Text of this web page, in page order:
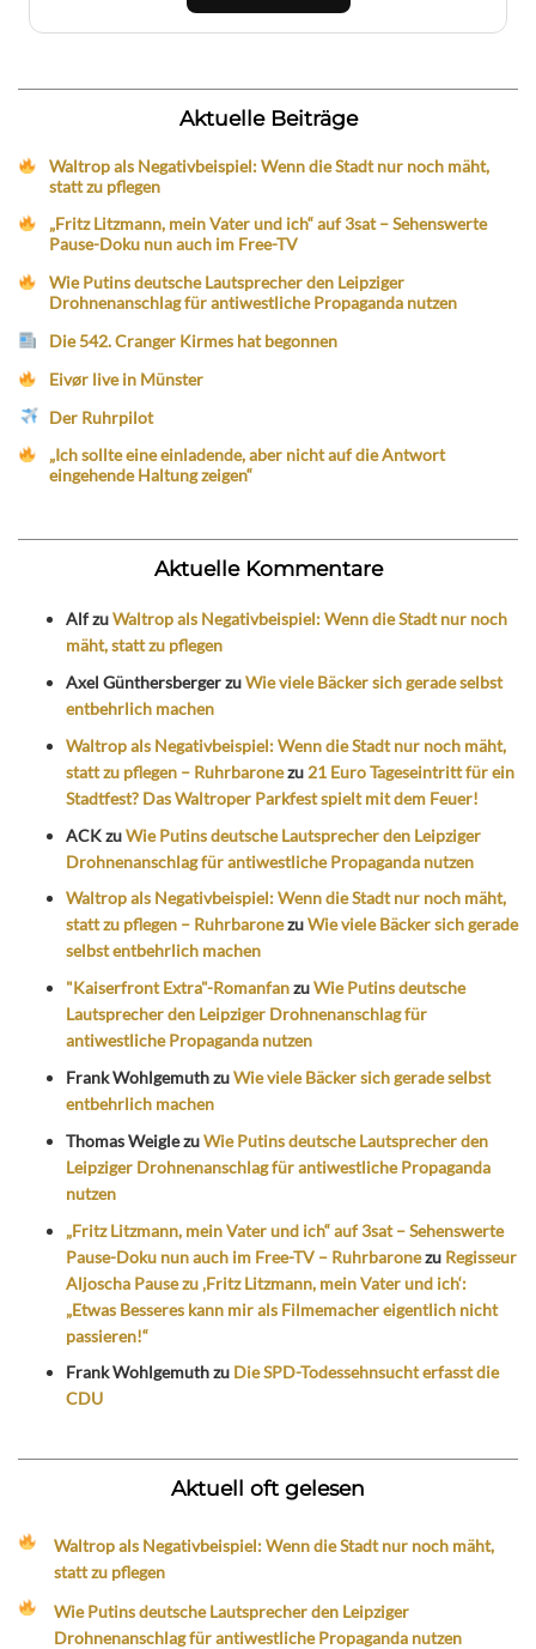
Aktuelle Beiträge
Waltrop als Negativbeispiel: Wenn die Stadt nur noch mäht,
statt zu pflegen
„Fritz Litzmann, mein Vater und ich“ auf 3sat – Sehenswerte
Pause-Doku nun auch im Free-TV
Wie Putins deutsche Lautsprecher den Leipziger
Drohnenanschlag für antiwestliche Propaganda nutzen
Die 542. Cranger Kirmes hat begonnen
Eivør live in Münster
Der Ruhrpilot
„Ich sollte eine einladende, aber nicht auf die Antwort
eingehende Haltung zeigen“
Aktuelle Kommentare
AlfzuWaltrop als Negativbeispiel: Wenn die Stadt nur noch
mäht, statt zu pflegen
Axel GünthersbergerzuWie viele Bäcker sich gerade selbst
entbehrlich machen
Waltrop als Negativbeispiel: Wenn die Stadt nur noch mäht,
statt zu pflegen – Ruhrbaronezu 21 Euro Tageseintritt für ein
Stadtfest? Das Waltroper Parkfest spielt mit dem Feuer!
ACKzuWie Putins deutsche Lautsprecher den Leipziger
Drohnenanschlag für antiwestliche Propaganda nutzen
Waltrop als Negativbeispiel: Wenn die Stadt nur noch mäht,
statt zu pflegen – RuhrbaronezuWie viele Bäcker sich gerade
selbst entbehrlich machen
"Kaiserfront Extra"-RomanfanzuWie Putins deutsche
Lautsprecher den Leipziger Drohnenanschlag für
antiwestliche Propaganda nutzen
Frank WohlgemuthzuWie viele Bäcker sich gerade selbst
entbehrlich machen
Thomas WeiglezuWie Putins deutsche Lautsprecher den
Leipziger Drohnenanschlag für antiwestliche Propaganda
nutzen
„Fritz Litzmann, mein Vater und ich“ auf 3sat – Sehenswerte
Pause-Doku nun auch im Free-TV – Ruhrbaronezu Regisseur
Aljoscha Pause zu ‚Fritz Litzmann, mein Vater und ich‘:
„Etwas Besseres kann mir als Filmemacher eigentlich nicht
passieren!“
Frank Wohlgemuthzu Die SPD-Todessehnsucht erfasst die
CDU
Aktuell oft gelesen
Waltrop als Negativbeispiel: Wenn die Stadt nur noch mäht,
statt zu pflegen
Wie Putins deutsche Lautsprecher den Leipziger
Drohnenanschlag für antiwestliche Propaganda nutzen